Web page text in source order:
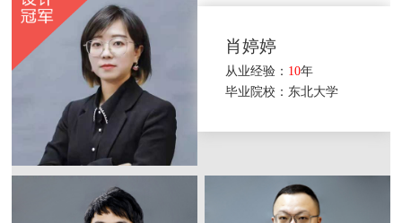
肖婷婷
从业经验： 10年
毕业院校：东北大学